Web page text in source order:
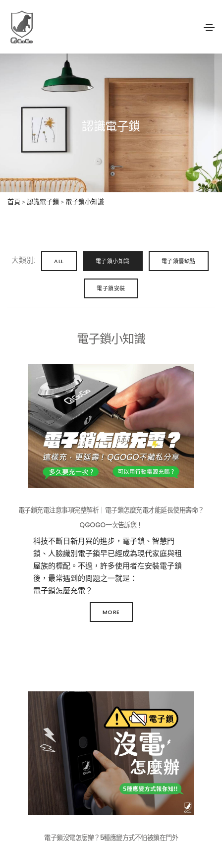
認識電子鎖
首頁 > 認識電子鎖 > 電子鎖小知識
大類別: ALL 電子鎖小知識 電子鎖優缺點
電子鎖安裝
電子鎖小知識
電子鎖充電注意事項完整解析｜電子鎖怎麼充電才能延長使用壽命？
QGOGO一次告訴您！
科技不斷日新月異的進步，電子鎖、智慧門
鎖、人臉識別電子鎖早已經成為現代家庭與租
屋族的標配。不過，許多使用者在安裝電子鎖
後，最常遇到的問題之一就是：
電子鎖怎麼充電？
多久要充一次電？
你一次搞懂。
MORE
電子鎖沒電怎麼辦？5種應變方式不怕被鎖在門外